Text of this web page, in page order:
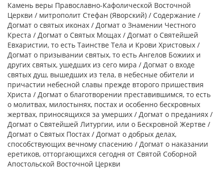
Камень веры Православно-Кафолической Восточной
Церкви / митрополит Стефан (Яворский) / Содержание /
Догмат о святых иконах / Догмат о Знамении Честного
Креста / Догмат о Святых Мощах / Догмат о Святейшей
Евхаристии, то есть Таинстве Тела и Крови Христовых /
Догмат о призывании святых, то есть Ангелов Божиих и
других святых, ушедших из сего мира / Догмат о входе
святых душ, вышедших из тела, в небесные обители и
причастии небесной славы прежде второго пришествия
Христа / Догмат о благотворении преставившимся, то есть
о молитвах, милостынях, постах и особенно бескровных
жертвах, приносящихся за умерших / Догмат о преданиях /
Догмат о Святейшей Литургии, или о Бескровной Жертве /
Догмат о Святых Постах / Догмат о добрых делах,
способствующих вечному спасению / Догмат о наказании
еретиков, отторгающихся сегодня от Святой Соборной
Апостольской Восточной Церкви